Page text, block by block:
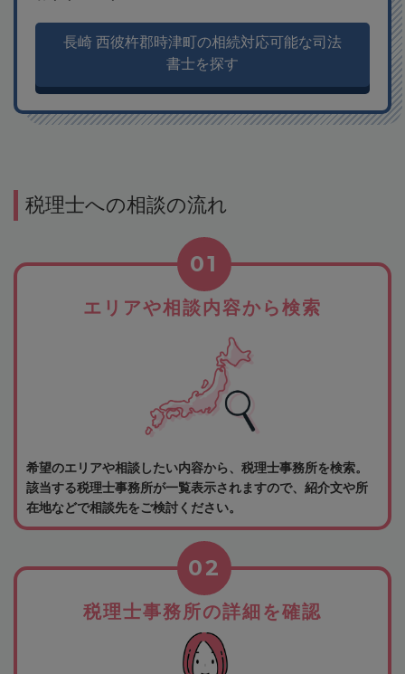
長崎 西彼杵郡時津町の相続対応可能な司法
書士を探す
税理士への相談の流れ
エリアや相談内容から検索
01
希望のエリアや相談したい内容から、税理士事務所を検索。
該当する税理士事務所が一覧表示されますので、紹介文や所
在地などで相談先をご検討ください。
税理士事務所の詳細を確認
02